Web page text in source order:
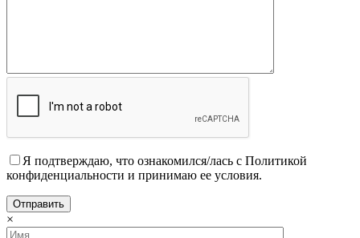
Я подтверждаю, что ознакомился/лась с Политикой
конфиденциальности и принимаю ее условия.
×